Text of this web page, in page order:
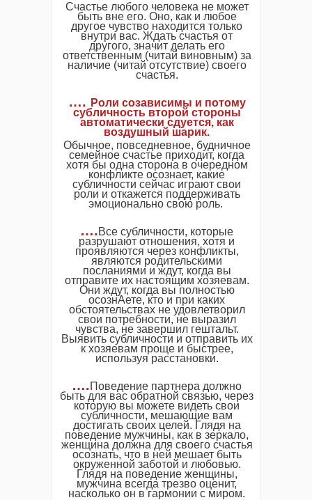
Счастье любого человека не может
быть вне его. Оно, как и любое
другое чувство находится только
внутри вас. Ждать счастья от
другого, значит делать его
ответственным (читай виновным) за
наличие (читай отсутствие) своего
счастья.
…. Роли созависимы и потому
субличность второй стороны
автоматически сдуется, как
воздушный шарик.
Обычное, повседневное, будничное
семейное счастье приходит, когда
хотя бы одна сторона в очередном
конфликте осознает, какие
субличности сейчас играют свои
роли и откажется поддерживать
эмоционально свою роль.
….Все субличности, которые
разрушают отношения, хотя и
проявляются через конфликты,
являются родительскими
посланиями и ждут, когда вы
отправите их настоящим хозяевам.
Они ждут, когда вы полностью
осознАете, кто и при каких
обстоятельствах не удовлетворил
свои потребности, не выразил
чувства, не завершил гештальт.
Выявить субличности и отправить их
к хозяевам проще и быстрее,
используя расстановки.
….Поведение партнера должно
быть для вас обратной связью, через
которую вы можете видеть свои
субличности, мешающие вам
достигать своих целей. Глядя на
поведение мужчины, как в зеркало,
женщина должна для своего счастья
осознать, что в ней мешает быть
окруженной заботой и любовью.
Глядя на поведение женщины,
мужчина всегда трезво оценит,
насколько он в гармонии с миром.